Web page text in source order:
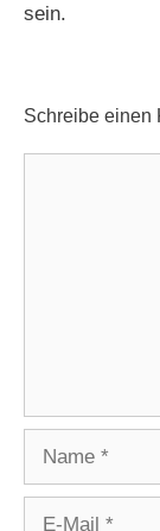
sein.
Schreibe einen